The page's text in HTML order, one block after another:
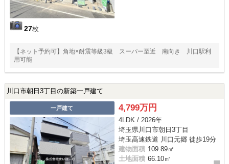
27枚
【ネット予約可】角地×耐震等級3級 スーパー至近 南向き 川口駅利
用可能
川口市朝日3丁目の新築一戸建て
一戸建て 4,799万円
4LDK / 2026年
埼玉県川口市朝日3丁目
埼玉高速鉄道 川口元郷 徒歩19分
建物面積 109.89㎡
土地面積 66.10㎡